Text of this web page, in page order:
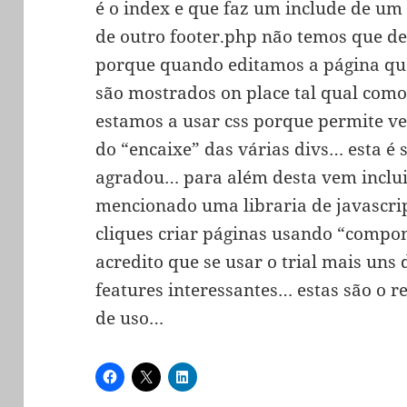
é o index e que faz um include de
de outro footer.php não temos que
porque quando editamos a página
são mostrados on place tal qual
estamos a usar css porque permite
do “encaixe” das várias divs… esta é
agradou… para além desta vem
mencionado uma libraria de
cliques criar páginas usando
acredito que se usar o trial mais
features interessantes… estas são o
de uso…